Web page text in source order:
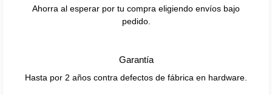
Ahorra al esperar por tu compra eligiendo envíos bajo
pedido.
Garantía
Hasta por 2 años contra defectos de fábrica en hardware.